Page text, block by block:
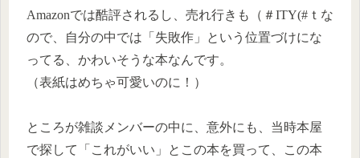
Amazonでは酷評されるし、売れ行きも（＃ITY(#ｔな
ので、自分の中では「失敗作」という位置づけにな
ってる、かわいそうな本なんです。
（表紙はめちゃ可愛いのに！）
ところが雑談メンバーの中に、意外にも、当時本屋
で探して「これがいい」とこの本を買って、この本